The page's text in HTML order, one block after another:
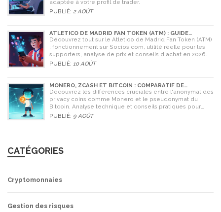
adaptée à votre profil de trader.
PUBLIÉ: 2 AOÛT
ATLETICO DE MADRID FAN TOKEN (ATM) : GUIDE
COMPLET POUR LES SUPPORTERS
Découvrez tout sur le Atletico de Madrid Fan Token (ATM)
: fonctionnement sur Socios.com, utilité réelle pour les
supporters, analyse de prix et conseils d'achat en 2026.
PUBLIÉ: 10 AOÛT
MONERO, ZCASH ET BITCOIN : COMPARATIF DE
L'ANONYMAT EN 2026
Découvrez les différences cruciales entre l'anonymat des
privacy coins comme Monero et le pseudonymat du
Bitcoin. Analyse technique et conseils pratiques pour
2026.
PUBLIÉ: 9 AOÛT
CATÉGORIES
Cryptomonnaies
Gestion des risques